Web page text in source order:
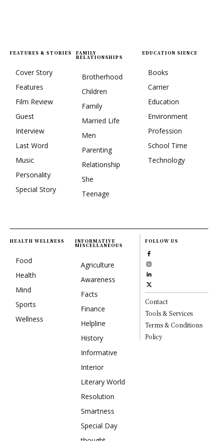
FEATURES & STORIES
Cover Story
Features
Film Review
Guest
Interview
Last Word
Music
Personality
Special Story
FAMILY
RELATIONSHIPS
Brotherhood
Children
Family
Married Life
Men
Parenting
Relationship
She
Teenage
EDUCATION SIENCE
Books
Carrier
Education
Environment
Profession
School Time
Technology
HEALTH WELLNESS
Food
Health
Mind
Sports
Wellness
INFORMATIVE
MISCELLANEOUS
Agriculture
Awareness
Facts
Finance
Helpline
History
Informative
Interior
Literary World
Resolution
Smartness
Special Day
FOLLOW US
Contact
Tools & Services
Terms & Conditions
Policy